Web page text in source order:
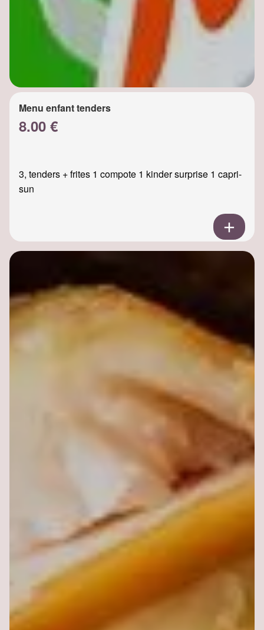
Menu enfant tenders
8.00 €
3, tenders + frites 1 compote 1 kinder surprise 1 capri-
sun